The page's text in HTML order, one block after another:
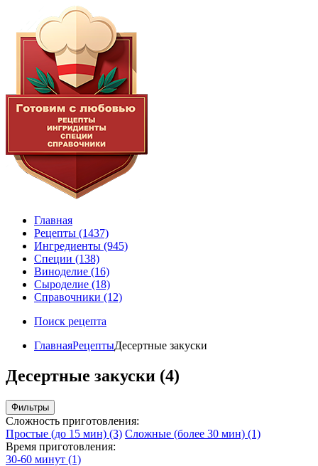
Главная
Рецепты (1437)
Ингредиенты (945)
Специи (138)
Виноделие (16)
Сыроделие (18)
Справочники (12)
Поиск рецепта
ГлавнаяРецептыДесертные закуски
Десертные закуски (4)
Фильтры
Сложность приготовления:
Простые (до 15 мин) (3) Сложные (более 30 мин) (1)
Время приготовления:
30-60 минут (1)